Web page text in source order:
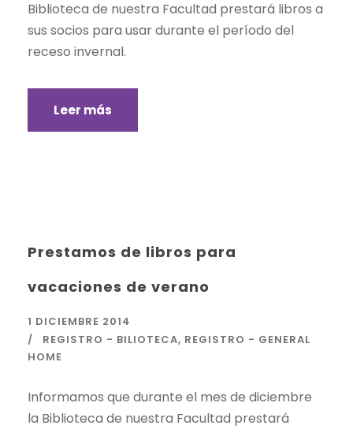
Biblioteca de nuestra Facultad prestará libros a
sus socios para usar durante el período del
receso invernal.
Leer más
Prestamos de libros para
vacaciones de verano
1 DICIEMBRE 2014
REGISTRO - BILIOTECA, REGISTRO - GENERAL
HOME
Informamos que durante el mes de diciembre
la Biblioteca de nuestra Facultad prestará